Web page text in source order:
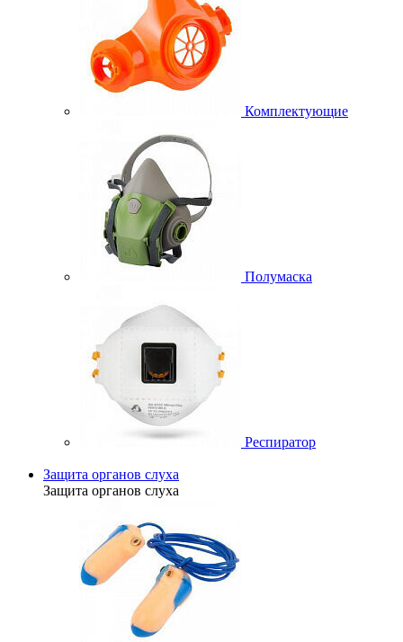
Комплектующие
Полумаска
Респиратор
Защита органов слуха
Защита органов слуха